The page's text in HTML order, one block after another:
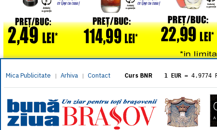
Mica Publicitate | Arhiva | Contact Curs BNR 1 EUR = 4.9774
= 5.8304
1 XAU= 464.4611
1 AED= 1.1933
1 AUD= 2.7957
1 BGN= 2.5449